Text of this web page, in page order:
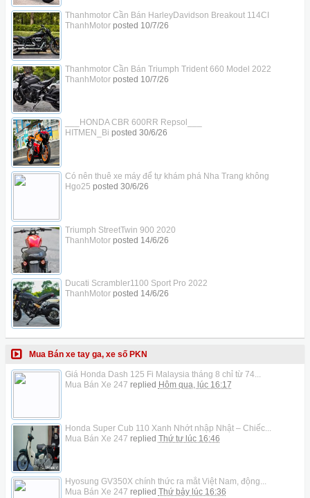
Thanhmotor Cần Bán HarleyDavidson Breakout 114CI
ThanhMotorposted 10/7/26
Thanhmotor Cần Bán Triumph Trident 660 Model 2022
ThanhMotorposted 10/7/26
___HONDA CBR 600RR Repsol___
HITMEN_Bi posted 30/6/26
Có nên thuê xe máy để tự khám phá Nha Trang không
Hgo25 posted 30/6/26
Triumph StreetTwin 900 2020
ThanhMotorposted 14/6/26
Ducati Scrambler1100 Sport Pro 2022
ThanhMotorposted 14/6/26
Mua Bán xe tay ga, xe số PKN
Giá Honda Dash 125 Fi Malaysia tháng 8 chỉ từ 74...
Mua Bán Xe 247 replied Hôm qua, lúc 16:17
Honda Super Cub 110 Xanh Nhớt nhập Nhật – Chiếc...
Mua Bán Xe 247 replied Thứ tư lúc 16:46
Hyosung GV350X chính thức ra mắt Việt Nam, động...
Mua Bán Xe 247 replied Thứ bảy lúc 16:36